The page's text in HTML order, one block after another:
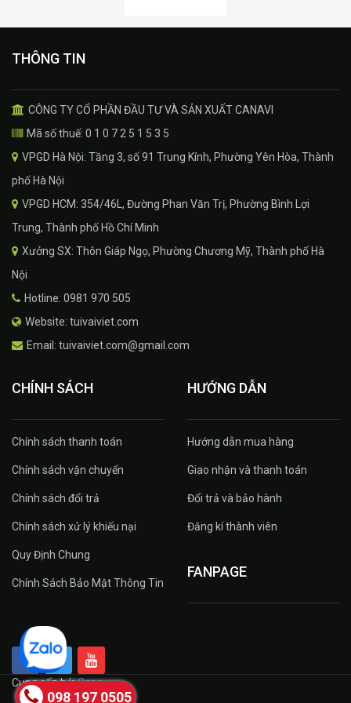
THÔNG TIN
CÔNG TY CỔ PHẦN ĐẦU TƯ VÀ SẢN XUẤT CANAVI
Mã số thuế: 0 1 0 7 2 5 1 5 3 5
VPGD Hà Nội: Tầng 3, số 91 Trung Kính, Phường Yên Hòa, Thành
phố Hà Nội
VPGD HCM: 354/46L, Đường Phan Văn Trị, Phường Bình Lợi
Trung, Thành phố Hồ Chí Minh
Xưởng SX: Thôn Giáp Ngọ, Phường Chương Mỹ, Thành phố Hà
Nội
Hotline: 0981 970 505
Website: tuivaiviet.com
Email: tuivaiviet.com@gmail.com
CHÍNH SÁCH
Chính sách thanh toán
Chính sách vận chuyển
Chính sách đổi trả
Chính sách xử lý khiếu nại
Quy Định Chung
Chính Sách Bảo Mật Thông Tin
HƯỚNG DẪN
Hướng dẫn mua hàng
Giao nhận và thanh toán
Đổi trả và bảo hành
Đăng kí thành viên
FANPAGE
Cung cấp bởiSapo
098 197 0505